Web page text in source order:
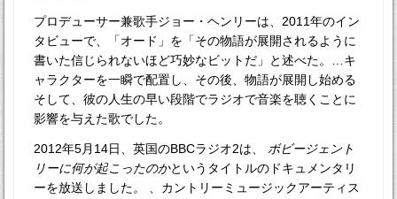
プロデューサー兼歌手ジョー・ヘンリーは、2011年のイン
タビューで、「オード」を「その物語が展開されるように
書いた信じられないほど巧妙なビットだ」と述べた。…キ
ャラクターを一瞬で配置し、その後、物語が展開し始める
そして、彼の人生の早い段階でラジオで音楽を聴くことに
影響を与えた歌でした。
2012年5月14日、英国のBBCラジオ2は、ボビージェント
リーに何が起こったのかというタイトルのドキュメンタリ
ーを放送しました。
、カントリーミュージックアーティス